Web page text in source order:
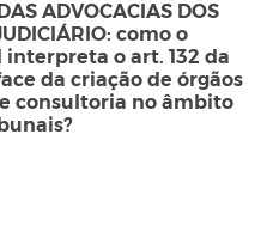
ADVOCACIAS DOS
como o
o art. 132 da
da criação de órgãos
consultoria no âmbito